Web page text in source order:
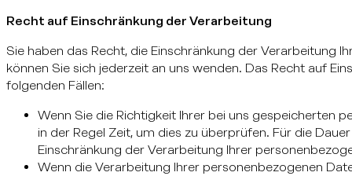
Recht auf Einschränkung der Verarbeitung
Sie haben das Recht, die Einschränkung der Verarbeitung
können Sie sich jederzeit an uns wenden. Das Recht auf
folgenden Fällen:
Wenn Sie die Richtigkeit Ihrer bei uns gespeicherten
in der Regel Zeit, um dies zu überprüfen. Für die
Einschränkung der Verarbeitung Ihrer
Wenn die Verarbeitung Ihrer personenbezogenen